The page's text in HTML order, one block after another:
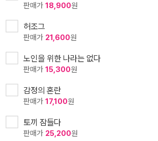
판매가 18,900원
허조그
판매가 21,600원
노인을 위한 나라는 없다
판매가 15,300원
감정의 혼란
판매가 17,100원
토끼 잠들다
판매가 25,200원